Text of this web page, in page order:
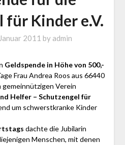
für Kinder e.V.
2011 by admin
Geldspende in Höhe von 500,-
Frau Andrea Roos aus 66440
Verein
Helfer – Schutzengel für
um schwerstkranke Kinder
dachte die Jubilarin
Menschen, mit denen